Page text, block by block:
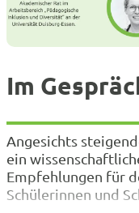
Im
Angesichts
ein
Empfehlungen für
Schülerinnen und